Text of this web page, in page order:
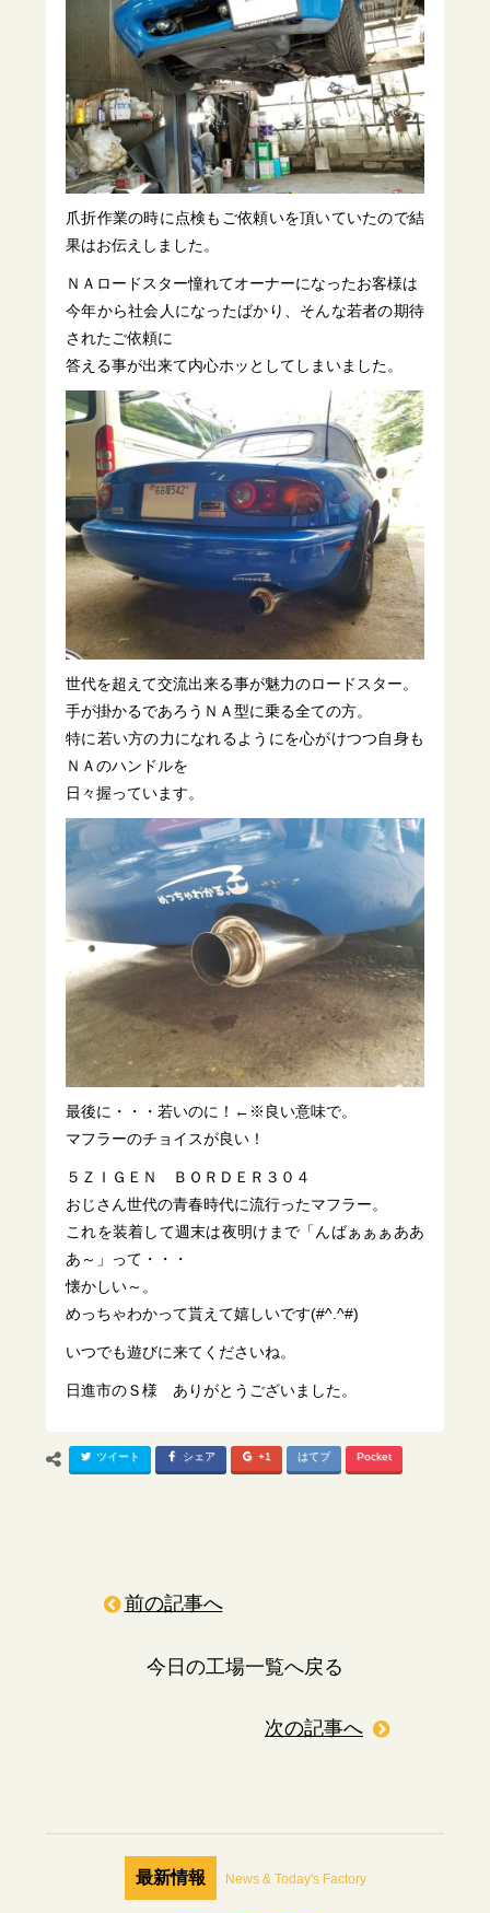
爪折作業の時に点検もご依頼いを頂いていたので結
果はお伝えしました。
ＮＡロードスター憧れてオーナーになったお客様は
今年から社会人になったばかり、そんな若者の期待
されたご依頼に
答える事が出来て内心ホッとしてしまいました。
世代を超えて交流出来る事が魅力のロードスター。
手が掛かるであろうＮＡ型に乗る全ての方。
特に若い方の力になれるようにを心がけつつ自身も
ＮＡのハンドルを
日々握っています。
最後に・・・若いのに！←※良い意味で。
マフラーのチョイスが良い！
５ＺＩＧＥＮ ＢＯＲＤＥＲ３０４
おじさん世代の青春時代に流行ったマフラー。
これを装着して週末は夜明けまで「んばぁぁぁああ
あ～」って・・・
懐かしい～。
めっちゃわかって貰えて嬉しいです(#^.^#)
いつでも遊びに来てくださいね。
日進市のＳ様 ありがとうございました。
ツイート シェア +1 はてブ Pocket
前の記事へ
今日の工場一覧へ戻る
次の記事へ
最新情報 News & Today's Factory